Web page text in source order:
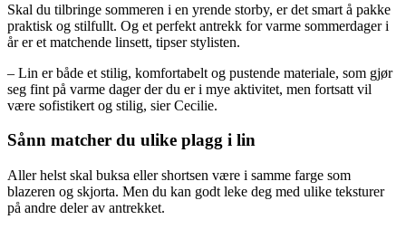
Skal du tilbringe sommeren i en yrende storby, er det smart å pakke
praktisk og stilfullt. Og et perfekt antrekk for varme sommerdager i
år er et matchende linsett, tipser stylisten.
– Lin er både et stilig, komfortabelt og pustende materiale, som gjør
seg fint på varme dager der du er i mye aktivitet, men fortsatt vil
være sofistikert og stilig, sier Cecilie.
Sånn matcher du ulike plagg i lin
Aller helst skal buksa eller shortsen være i samme farge som
blazeren og skjorta. Men du kan godt leke deg med ulike teksturer
på andre deler av antrekket.